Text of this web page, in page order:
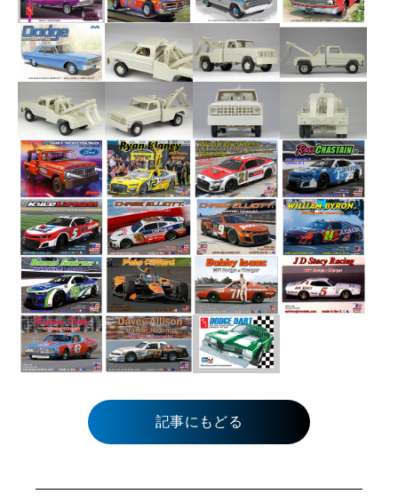
記事にもどる